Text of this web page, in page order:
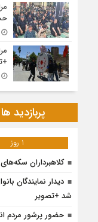
پربازدید ها
1 روز
کلاهبرداران
دیدار نمایندگان
شد +تصویر
حضور پرشور مردم انقلابی